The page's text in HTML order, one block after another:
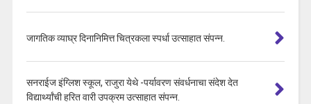
जागतिक व्याघ्र दिनानिमित्त चित्रकला स्पर्धा उत्साहात संपन्न.
सनराईज इंग्लिश स्कूल, राजुरा येथे -पर्यावरण संवर्धनाचा संदेश देत
विद्यार्थ्यांची हरित वारी उपक्रम उत्साहात संपन्न.